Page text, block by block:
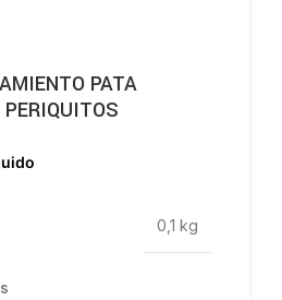
PATA
0,1 kg